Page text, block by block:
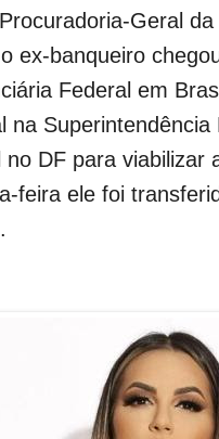
Geral
ex-banqueiro
Federal em
na Superintendência
no DF para viabilizar
feira ele foi